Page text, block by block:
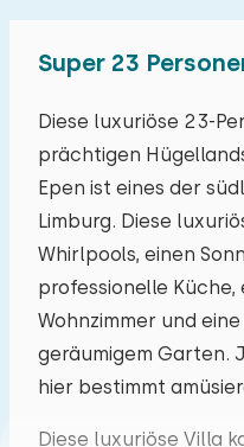
Super 23
Diese luxuriöse 23-
prächtigen
Epen ist eines der
Limburg. Diese
Whirlpools, einen
professionelle Küche,
Wohnzimmer und
geräumigem Garten.
hier bestimmt
Diese luxuriöse Villa
Mo Di
27 28 29
03 04 05
10 11 12